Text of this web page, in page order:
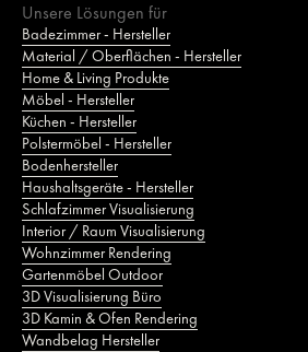
Unsere Lösungen für
Badezimmer - Hersteller
Material / Oberflächen - Hersteller
Home & Living Produkte
Möbel - Hersteller
Küchen - Hersteller
Polstermöbel - Hersteller
Bodenhersteller
Haushaltsgeräte - Hersteller
Schlafzimmer Visualisierung
Interior / Raum Visualisierung
Wohnzimmer Rendering
Gartenmöbel Outdoor
3D Visualisierung Büro
3D Kamin & Ofen Rendering
Wandbelag Hersteller